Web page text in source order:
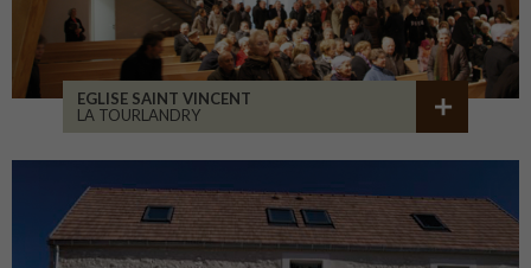
EGLISE SAINT VINCENT
LA TOURLANDRY